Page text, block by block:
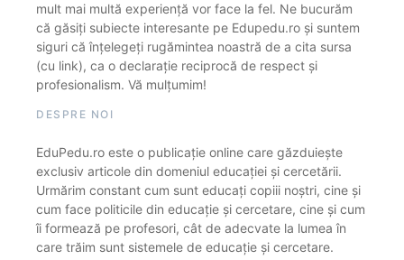
mult mai multă experiență vor face la fel. Ne bucurăm
că găsiți subiecte interesante pe Edupedu.ro și suntem
siguri că înțelegeți rugămintea noastră de a cita sursa
(cu link), ca o declarație reciprocă de respect și
profesionalism. Vă mulțumim!
DESPRE NOI
EduPedu.ro este o publicație online care găzduiește
exclusiv articole din domeniul educației și cercetării.
Urmărim constant cum sunt educați copiii noștri, cine și
cum face politicile din educație și cercetare, cine și cum
îi formează pe profesori, cât de adecvate la lumea în
care trăim sunt sistemele de educație și cercetare.